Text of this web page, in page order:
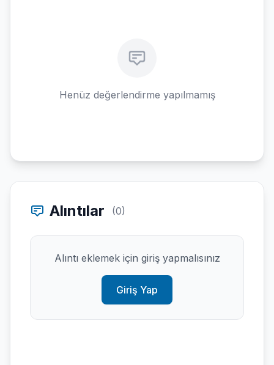
Henüz değerlendirme yapılmamış
Alıntılar (0)
Alıntı eklemek için giriş yapmalısınız
Giriş Yap